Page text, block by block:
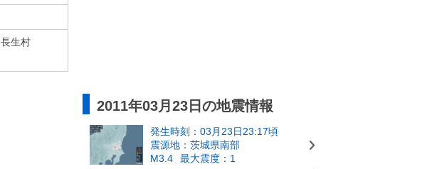
長生村
2011年03月23日の地震情報
発生時刻：03月23日23:17頃
震源地：茨城県南部
M3.4
最大震度：1